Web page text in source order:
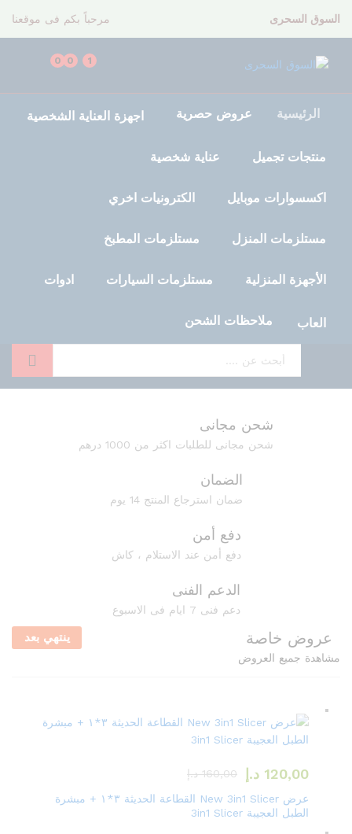
السوق السحرى مرحباً بكم فى موقعنا
1
0
0
الرئيسية عروض حصرية اجهزة العناية الشخصية
منتجات تجميل عناية شخصية
اكسسوارات موبايل الكترونيات اخري
مستلزمات المنزل مستلزمات المطبخ
الأجهزة المنزلية مستلزمات السيارات ادوات
العاب ملاحظات الشحن
شحن مجانى
شحن مجانى للطلبات اكثر من 1000 درهم
الضمان
ضمان استرجاع المنتج 14 يوم
دفع أمن
دفع أمن عند الاستلام ، كاش
الدعم الفنى
دعم فنى 7 ايام فى الاسبوع
عروض خاصة ينتهي بعد
مشاهدة جميع العروض
120,00 د.إ 160,00 د.إ
عرض New 3in1 Slicer القطاعة الحديثة ٣*١ + مبشرة
الطبل العجيبة 3in1 Slicer